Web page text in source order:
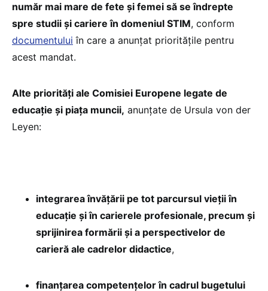
număr mai mare de fete și femei să se îndrepte
spre studii și cariere în domeniul STIM, conform
documentului în care a anunțat prioritățile pentru
acest mandat.
Alte priorități ale Comisiei Europene legate de
educație și piața muncii, anunțate de Ursula von der
Leyen:
integrarea învățării pe tot parcursul vieții în
educație și în carierele profesionale, precum și
sprijinirea formării și a perspectivelor de
carieră ale cadrelor didactice,
finanțarea competențelor în cadrul bugetului